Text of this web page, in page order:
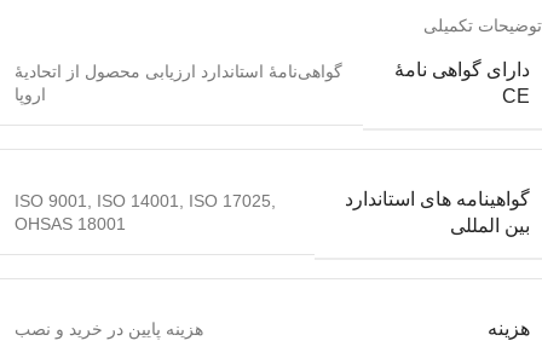
توضیحات تکمیلی
دارای گواهی نامۀ
CE
گواهی‌نامۀ استاندارد ارزیابی محصول از اتحادیۀ
اروپا
گواهینامه های استاندارد
بین المللی
ISO 9001, ISO 14001, ISO 17025,
OHSAS 18001
هزینه هزینه پایین در خرید و نصب